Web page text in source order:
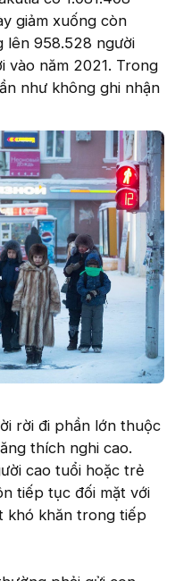
giảm xuống còn
lên 958.528 người
vào năm 2021. Trong
như không ghi nhận
rời đi phần lớn thuộc
thích nghi cao.
cao tuổi hoặc trẻ
tiếp tục đối mặt với
khó khăn trong tiếp